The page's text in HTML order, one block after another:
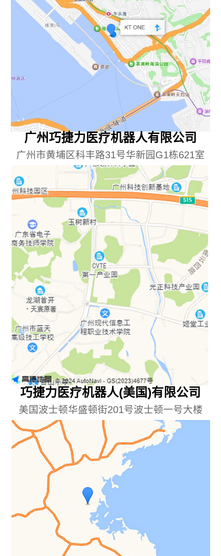
广州巧捷力医疗机器人有限公司
广州市黄埔区科丰路31号华新园G1栋621室
巧捷力医疗机器人(美国)有限公司
美国波士顿华盛顿街201号波士顿一号大楼